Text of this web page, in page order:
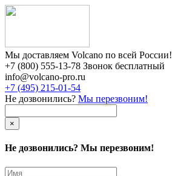
Мы доставляем Volcano по всей России!
+7 (800) 555-13-78 Звонок бесплатный
info@volcano-pro.ru
+7 (495) 215-01-54
Не дозвонились? Мы перезвоним!
×
Не дозвонились? Мы перезвоним!